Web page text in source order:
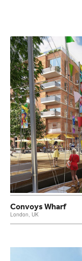
Convoys Wharf
London, UK